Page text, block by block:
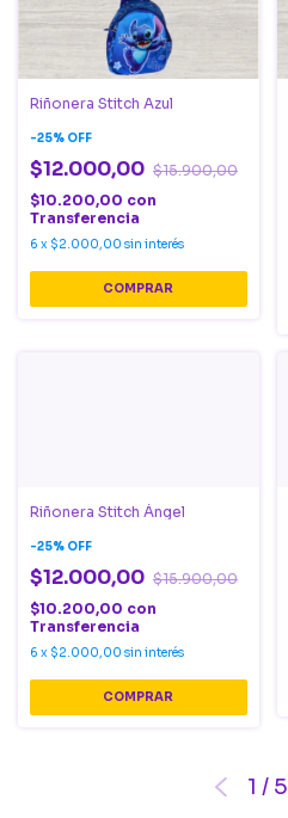
Riñonera Stitch Azul
-25% OFF
$12.000,00 $15.900,00
$10.200,00 con
Transferencia
6 x $2.000,00 sin interés
Riñonera Stitch Ángel
-25% OFF
$12.000,00 $15.900,00
$10.200,00 con
Transferencia
6 x $2.000,00 sin interés
1 / 5